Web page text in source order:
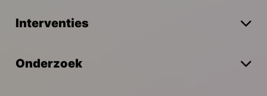
Interventies
Onderzoek